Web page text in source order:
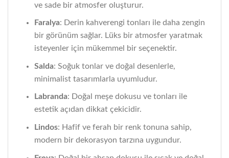
ve sade bir atmosfer oluşturur.
Faralya: Derin kahverengi tonları ile daha zengin
bir görünüm sağlar. Lüks bir atmosfer yaratmak
isteyenler için mükemmel bir seçenektir.
Salda: Soğuk tonlar ve doğal desenlerle,
minimalist tasarımlarla uyumludur.
Labranda: Doğal meşe dokusu ve tonları ile
estetik açıdan dikkat çekicidir.
Lindos: Hafif ve ferah bir renk tonuna sahip,
modern bir dekorasyon tarzına uygundur.